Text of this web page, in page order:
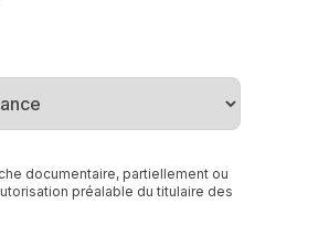
de pays
documentaire, partiellement ou
préalable du titulaire des